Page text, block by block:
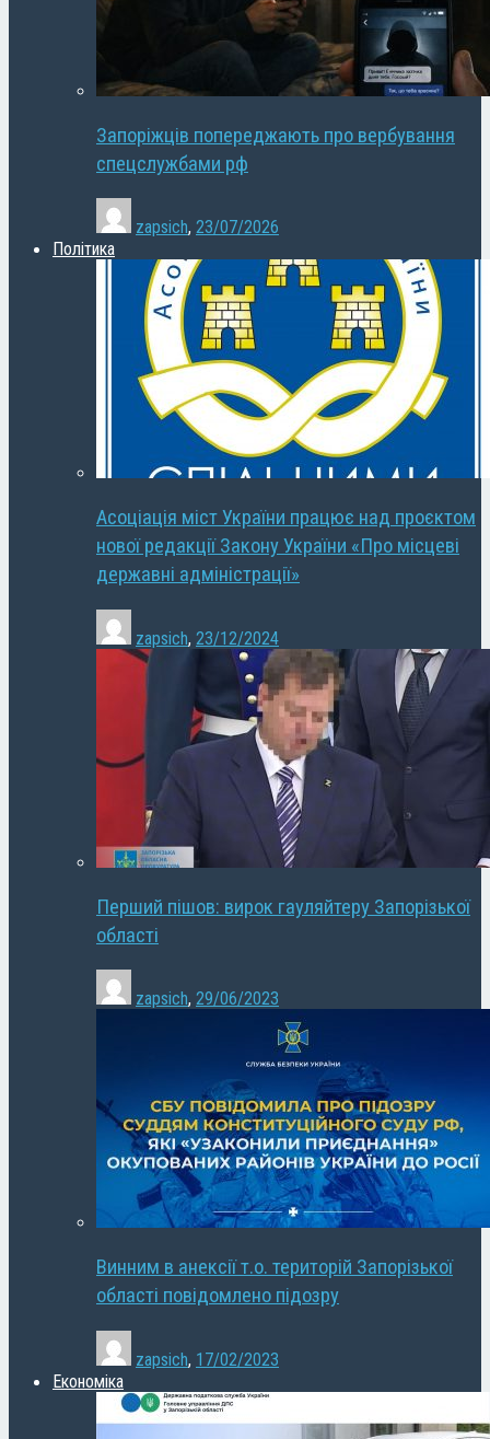
Запоріжців попереджають про вербування
спецслужбами рф
zapsich, 23/07/2026
Політика
Асоціація міст України працює над проєктом
нової редакції Закону України «Про місцеві
державні адміністрації»
zapsich, 23/12/2024
Перший пішов: вирок гауляйтеру Запорізької
області
zapsich, 29/06/2023
Винним в анексії т.о. територій Запорізької
області повідомлено підозру
zapsich, 17/02/2023
Економіка